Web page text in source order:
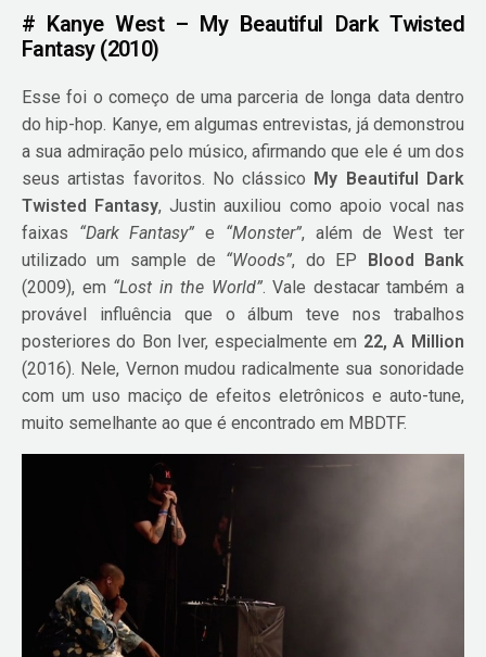
# Kanye West – My Beautiful Dark Twisted
Fantasy (2010)
Esse foi o começo de uma parceria de longa data dentro
do hip-hop. Kanye, em algumas entrevistas, já demonstrou
a sua admiração pelo músico, afirmando que ele é um dos
seus artistas favoritos. No clássico My Beautiful Dark
Twisted Fantasy, Justin auxiliou como apoio vocal nas
faixas “Dark Fantasy” e “Monster”, além de West ter
utilizado um sample de “Woods”, do EP Blood Bank
(2009), em “Lost in the World”. Vale destacar também a
provável influência que o álbum teve nos trabalhos
posteriores do Bon Iver, especialmente em 22, A Million
(2016). Nele, Vernon mudou radicalmente sua sonoridade
com um uso maciço de efeitos eletrônicos e auto-tune,
muito semelhante ao que é encontrado em MBDTF.